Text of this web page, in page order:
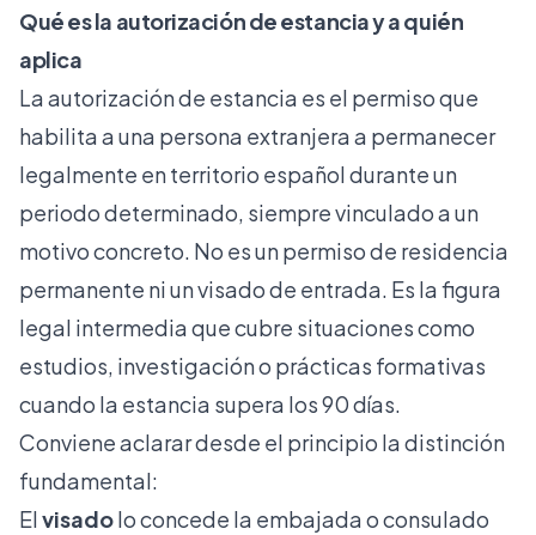
Qué es la autorización de estancia y a quién
aplica
La autorización de estancia es el permiso que
habilita a una persona extranjera a permanecer
legalmente en territorio español durante un
periodo determinado, siempre vinculado a un
motivo concreto. No es un permiso de residencia
permanente ni un visado de entrada. Es la figura
legal intermedia que cubre situaciones como
estudios, investigación o prácticas formativas
cuando la estancia supera los 90 días.
Conviene aclarar desde el principio la distinción
fundamental:
Elvisadolo concede la embajada o consulado